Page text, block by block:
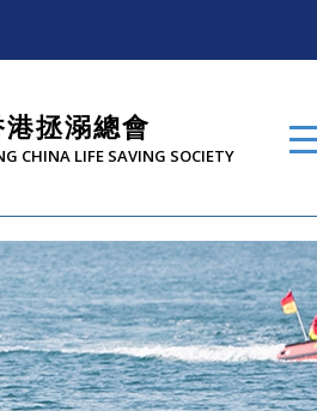
拯溺總會
CHINA LIFE SAVING SOCIETY